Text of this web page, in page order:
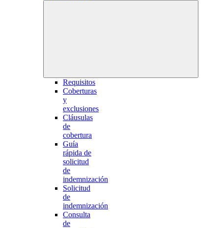
Requisitos
Coberturas
y
exclusiones
Cláusulas
de
cobertura
Guía
rápida de
solicitud
de
indemnización
Solicitud
de
indemnización
Consulta
de